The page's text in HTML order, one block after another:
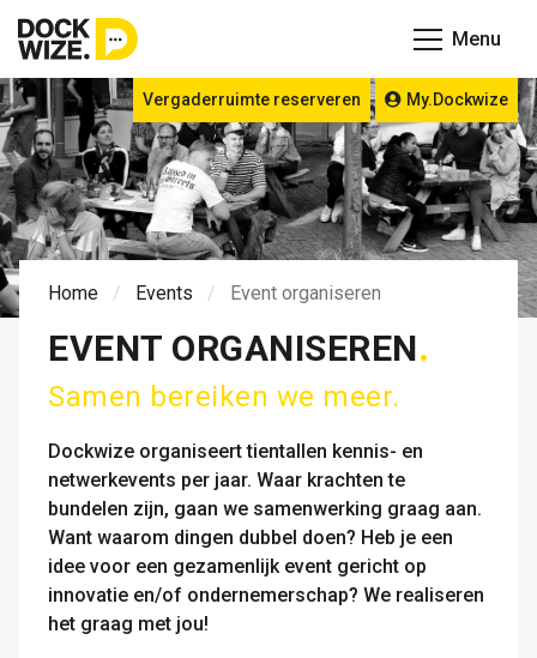
Menu
Vergaderruimte reserveren My.Dockwize
Home Events Event organiseren
EVENT ORGANISEREN
Samen bereiken we meer.
Dockwize organiseert tientallen kennis- en
netwerkevents per jaar. Waar krachten te
bundelen zijn, gaan we samenwerking graag aan.
Want waarom dingen dubbel doen? Heb je een
idee voor een gezamenlijk event gericht op
innovatie en/of ondernemerschap? We realiseren
het graag met jou!